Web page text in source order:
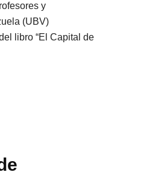
y
(UBV)
libro “El Capital de